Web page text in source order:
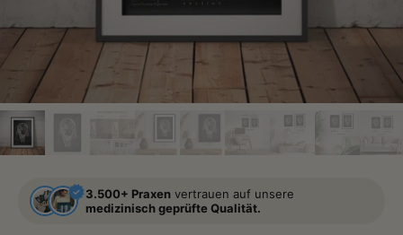
3.500+ Praxen vertrauen auf unsere
medizinisch geprüfte Qualität.